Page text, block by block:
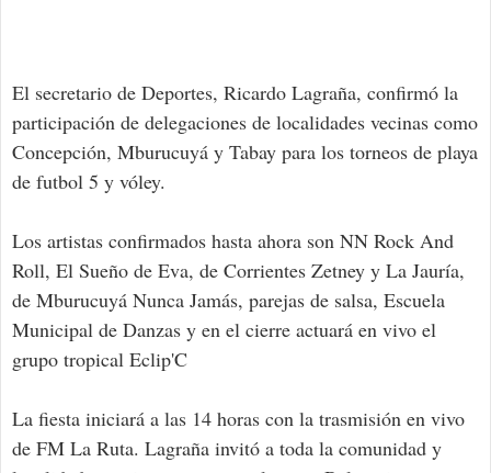
El secretario de Deportes, Ricardo Lagraña, confirmó la
participación de delegaciones de localidades vecinas como
Concepción, Mburucuyá y Tabay para los torneos de playa
de futbol 5 y vóley.
Los artistas confirmados hasta ahora son NN Rock And
Roll, El Sueño de Eva, de Corrientes Zetney y La Jauría,
de Mburucuyá Nunca Jamás, parejas de salsa, Escuela
Municipal de Danzas y en el cierre actuará en vivo el
grupo tropical Eclip'C
La fiesta iniciará a las 14 horas con la trasmisión en vivo
de FM La Ruta. Lagraña invitó a toda la comunidad y